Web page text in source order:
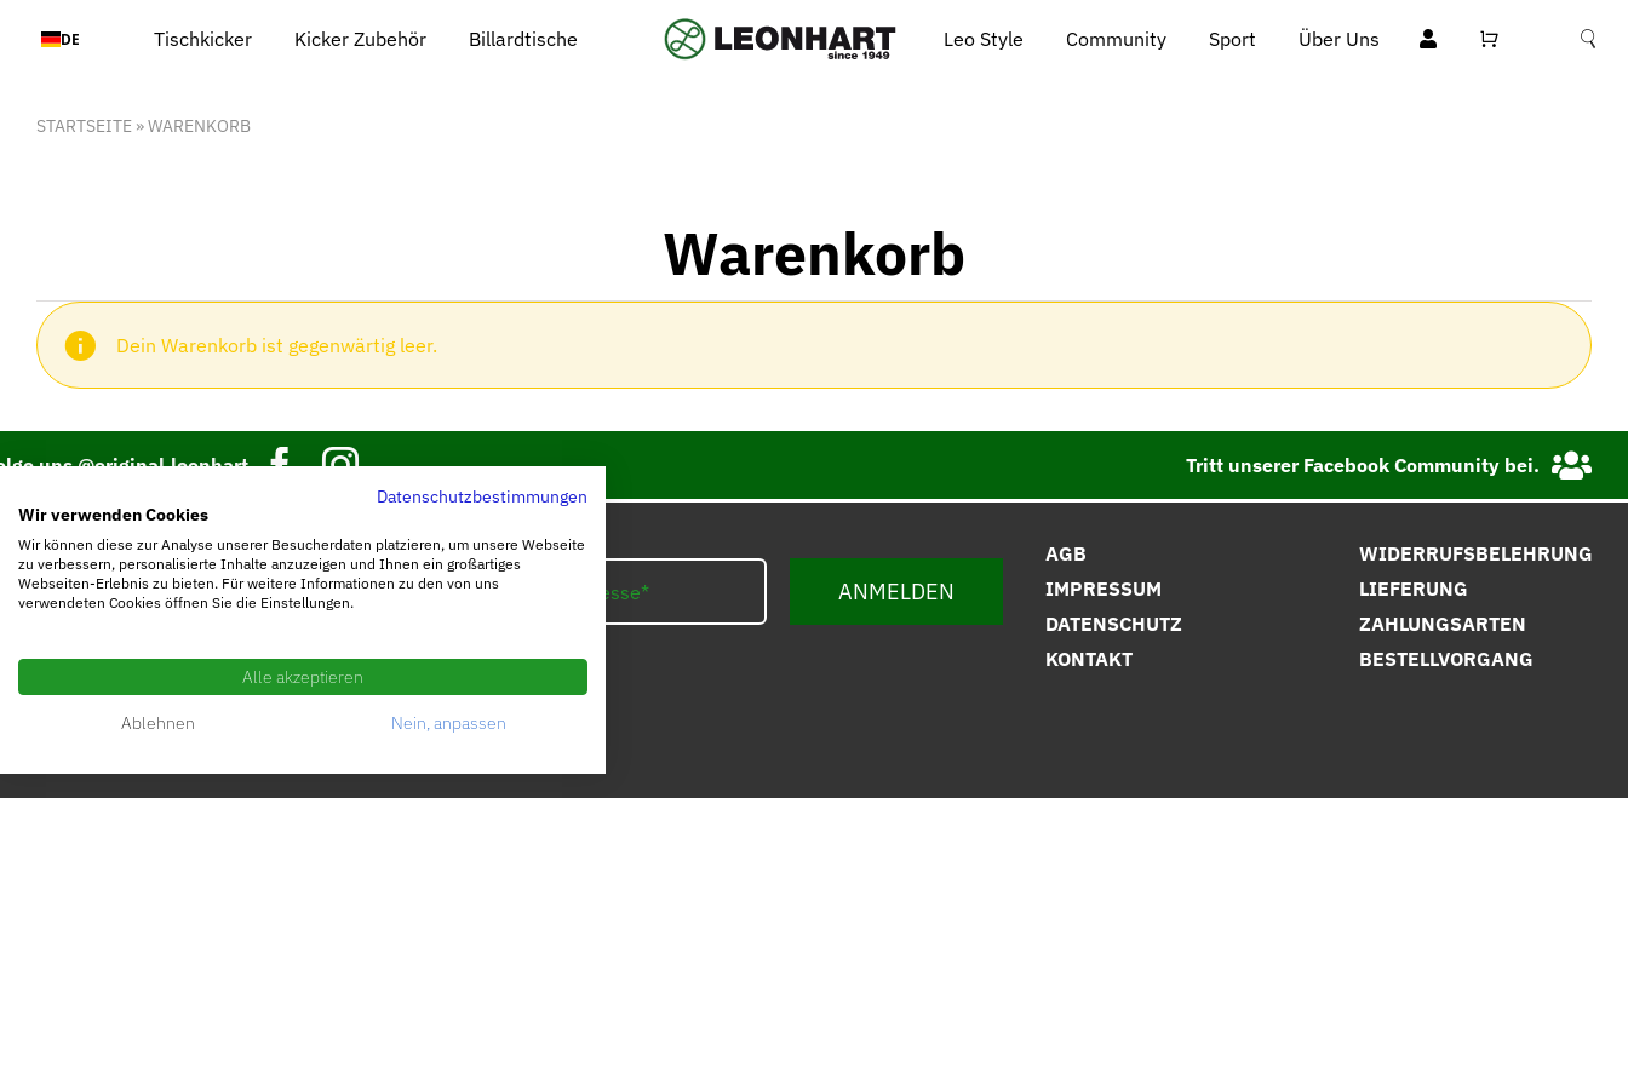
Inhalt DE Tischkicker Kicker Zubehör Billardtische Leo Style Community Sport Über Uns
STARTSEITE»WARENKORB
Warenkorb
Dein Warenkorb ist gegenwärtig leer.
uns @original.leonhart Tritt unserer Facebook Community bei.
die LEO_Newsletter
ANMELDEN
AGB
IMPRESSUM
DATENSCHUTZ
KONTAKT
WIDERRUFSBELEHRUNG
LIEFERUNG
ZAHLUNGSARTEN
BESTELLVORGANG
Datenschutzbestimmungen
Wir verwenden Cookies
Wir können diese zur Analyse unserer Besucherdaten platzieren, um unsere Webseite
zu verbessern, personalisierte Inhalte anzuzeigen und Ihnen ein großartiges
Webseiten-Erlebnis zu bieten. Für weitere Informationen zu den von uns
verwendeten Cookies öffnen Sie die Einstellungen.
Alle akzeptieren
Ablehnen Nein, anpassen